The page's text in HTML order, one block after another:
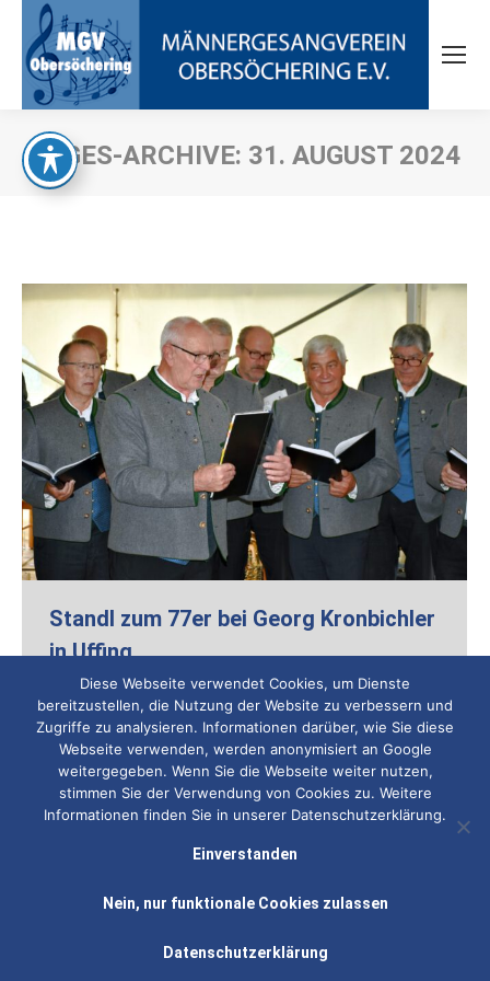
TAGES-ARCHIVE: 31. AUGUST 2024
Standl zum 77er bei Georg Kronbichler
in Uffing
MGV Obersöchering,Veranstaltung VonRainer Nebl
31. August 2024
Danke an Georg für den gelungenen Nachmittag und
seiner großen Geburtstagsfeier. Gern hom ma gsunga
bei Dir. Ois Guade nomoi von uns alle vom MGV
Diese Webseite verwendet Cookies, um Dienste
bereitzustellen, die Nutzung der Website zu verbessern und
Zugriffe zu analysieren. Informationen darüber, wie Sie diese
Webseite verwenden, werden anonymisiert an Google
weitergegeben. Wenn Sie die Webseite weiter nutzen,
stimmen Sie der Verwendung von Cookies zu. Weitere
Informationen finden Sie in unserer Datenschutzerklärung.
Einverstanden
Nein, nur funktionale Cookies zulassen
Datenschutzerklärung